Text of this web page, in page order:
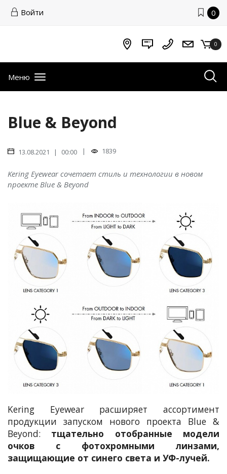
Войти 0
0
Меню
Blue & Beyond
13.08.2021 | 00:00 | 1839
Kering Eyewear сочетает стиль и технологии в новом
проекте Blue & Beyond
Kering Eyewear расширяет ассортимент
продукции запуском нового проекта Blue &
Beyond: тщательно отобранные модели
очков с фотохромными линзами,
защищающие от синего света и УФ-лучей.